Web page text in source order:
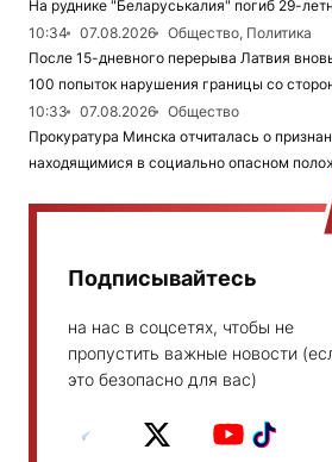
На руднике "Беларуськалия" погиб 29-
10:34
07.08.2026
Общество, Политика
После 15-дневного перерыва Латвия
100 попыток нарушения границы со
10:33
07.08.2026
Общество
Прокуратура Минска отчиталась о
находящимися в социально опасном
Подписывайтесь
на нас в соцсетях, чтобы не
пропустить важные новости
это безопасно для вас)